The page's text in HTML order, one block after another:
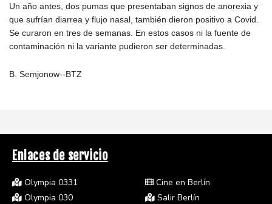
Un año antes, dos pumas que presentaban signos de anorexia y
que sufrían diarrea y flujo nasal, también dieron positivo a Covid.
Se curaron en tres de semanas. En estos casos ni la fuente de
contaminación ni la variante pudieron ser determinadas.
B. Semjonow--BTZ
Enlaces de servicio
Olympia 0331
Olympia 030
Cine en Berlín
Salir Berlín